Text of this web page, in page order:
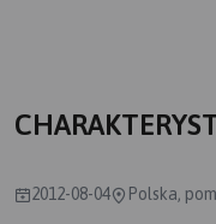
2012-08-04 Polska,